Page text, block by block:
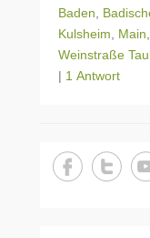
Baden
Kulsheim
Main
Weinstraße
| 1 Antwort